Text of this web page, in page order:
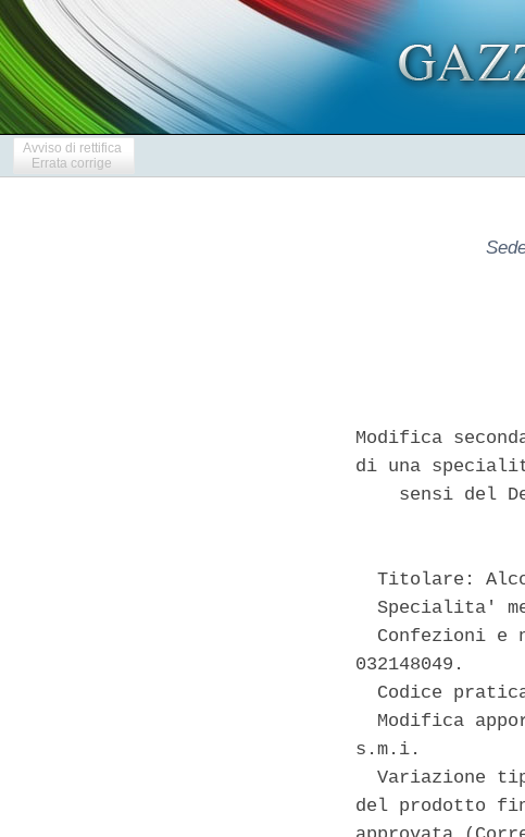
Avviso di rettifica
Errata corrige
Modifica
di una
sensi del
Titolare:
Specialita'
Confezioni e
032148049.
Codice
Modifica
s.m.i.
Variazione
del prodotto